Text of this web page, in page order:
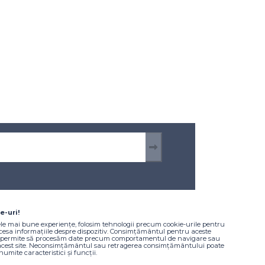
Informare și comunicare
Noutăți și evenimente
Proiectele Regiunii Vest
uri!
mai bune experiențe, folosim tehnologii precum cookie-urile pentru
informațiile despre dispozitiv. Consimțământul pentru aceste
să procesăm date precum comportamentul de navigare sau
site. Neconsimțământul sau retragerea consimțământului poate
caracteristici și funcții.